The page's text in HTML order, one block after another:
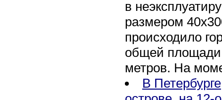
в
размером
происходило
общей площади
метров. На
В